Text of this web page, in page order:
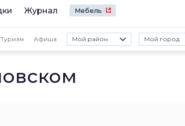
Журнал Мебель
Туризм Афиша Мой район Мой город